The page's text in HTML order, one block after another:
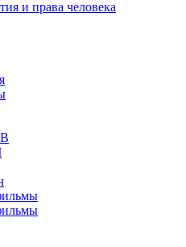
и права человека